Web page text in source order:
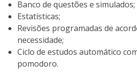
Banco de questões e simulados;
Estatísticas;
Revisões programadas de
necessidade;
Ciclo de estudos automático
pomodoro.